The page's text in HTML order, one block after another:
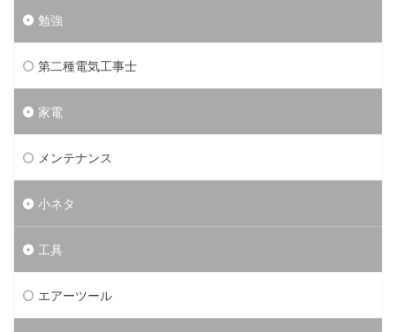
勉強
第二種電気工事士
家電
メンテナンス
小ネタ
工具
エアーツール